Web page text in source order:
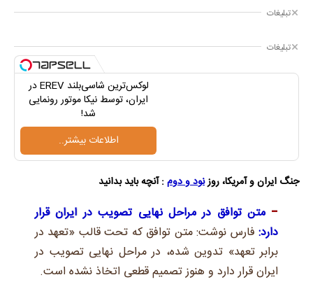
تبلیغات
تبلیغات
لوکس‌ترین شاسی‌بلند EREV در
ایران، توسط نیکا موتور رونمایی
شد!
اطلاعات بیشتر..
جنگ ایران و آمریکا،روزنود و دوم: آنچه باید بدانید​
متن توافق در مراحل نهایی تصویب در ایران قرار
دارد: فارس نوشت: متن توافق که تحت قالب «تعهد در
برابر تعهد» تدوین شده، در مراحل نهایی تصویب در
ایران قرار دارد و هنوز تصمیم قطعی اتخاذ نشده است.